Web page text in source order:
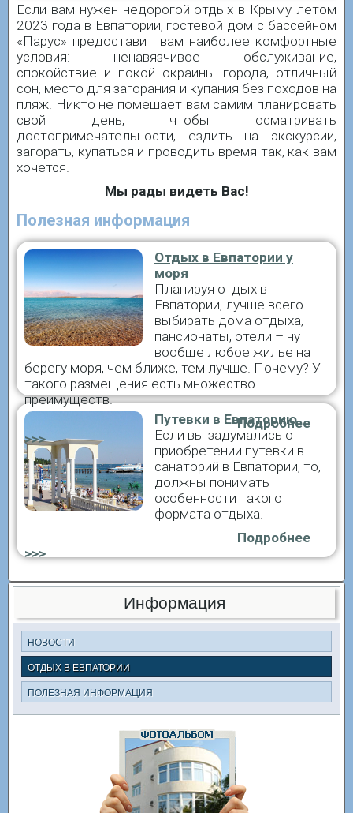
Если вам нужен недорогой отдых в Крыму летом
2023 года в Евпатории, гостевой дом с бассейном
«Парус» предоставит вам наиболее комфортные
условия: ненавязчивое обслуживание,
спокойствие и покой окраины города, отличный
сон, место для загорания и купания без походов на
пляж. Никто не помешает вам самим планировать
свой день, чтобы осматривать
достопримечательности, ездить на экскурсии,
загорать, купаться и проводить время так, как вам
хочется.
Мы рады видеть Вас!
Полезная информация
Отдых в Евпатории у
моря
Планируя отдых в
Евпатории, лучше всего
выбирать дома отдыха,
пансионаты, отели – ну
вообще любое жилье на
берегу моря, чем ближе, тем лучше. Почему? У
такого размещения есть множество
преимуществ.
Подробнее
>>>
Путевки в Евпаторию
Если вы задумались о
приобретении путевки в
санаторий в Евпатории, то,
должны понимать
особенности такого
формата отдыха.
Подробнее
>>>
Информация
НОВОСТИ
ОТДЫХ В ЕВПАТОРИИ
ПОЛЕЗНАЯ ИНФОРМАЦИЯ